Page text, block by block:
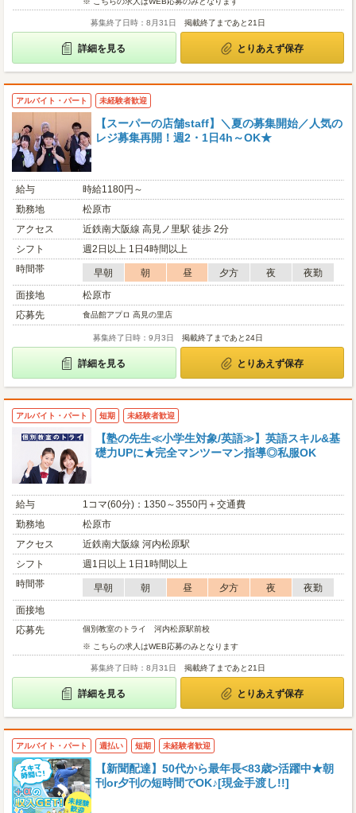
募集終了日時：8月31日 掲載終了まであと21日
詳細を見る とりあえず保存
アルバイト・パート 未経験者歓迎
【スーパーの店舗staff】＼夏の募集開始／人気の
レジ募集再開！週2・1日4h～OK★
給与
時給1180円～
勤務地
松原市
アクセス
近鉄南大阪線 高見ノ里駅 徒歩 2分
シフト
週2日以上 1日4時間以上
時間帯
早朝 朝 昼 夕方 夜
夜勤
面接地
松原市
応募先
食品館アプロ 高見の里店
募集終了日時：9月3日 掲載終了まであと24日
詳細を見る とりあえず保存
アルバイト・パート 短期 未経験者歓迎
【塾の先生≪小学生対象/英語≫】英語スキル&基
礎力UPに★完全マンツーマン指導◎私服OK
給与
1コマ(60分)：1350～3550円＋交通費
勤務地
松原市
アクセス
近鉄南大阪線 河内松原駅
シフト
週1日以上 1日1時間以上
時間帯
早朝 朝 昼 夕方 夜
夜勤
面接地
応募先
個別教室のトライ 河内松原駅前校
※ こちらの求人はWEB応募のみとなります
募集終了日時：8月31日 掲載終了まであと21日
詳細を見る とりあえず保存
アルバイト・パート 週払い 短期 未経験者歓迎
【新聞配達】50代から最年長<83歳>活躍中★朝
刊or夕刊の短時間でOK♪[現金手渡し!!]